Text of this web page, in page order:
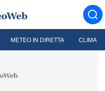
METEO IN DIRETTA CLIMA